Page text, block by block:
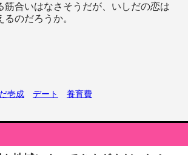
筋合いはなさそうだが、いしだの恋は
のだろうか。
壱成 デート 養育費